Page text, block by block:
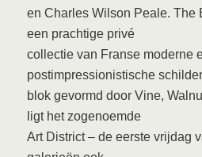
en Charles Wilson Peale. The
een prachtige privé
collectie van Franse moderne
postimpressionistische
blok gevormd door Vine,
ligt het zogenoemde
Art District – de eerste vrijdag